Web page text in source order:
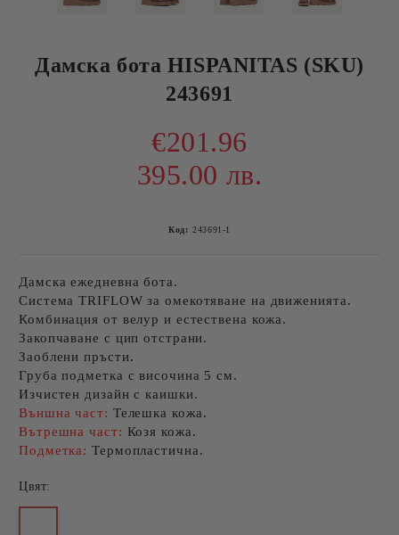
Дамска бота HISPANITAS (SKU)
243691
€201.96
395.00 лв.
Код: 243691-1
Дамска ежедневна бота.
Система TRIFLOW за омекотяване на движенията.
Комбинация от велур и естествена кожа.
Закопчаване с цип отстрани.
Заоблени пръсти.
Груба подметка с височина 5 см.
Изчистен дизайн с каишки.
Външна част: Телешка кожа.
Вътрешна част: Козя кожа.
Подметка:Термопластична.
Цвят: